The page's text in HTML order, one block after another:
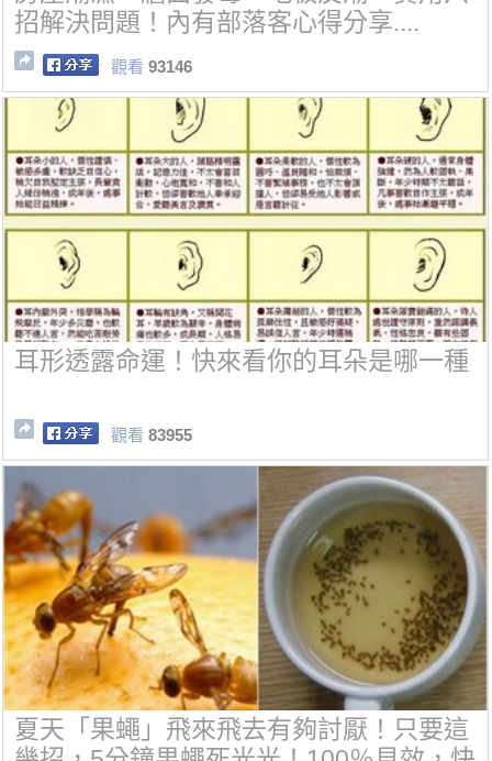
招解決問題！內有部落客心得分享....
觀看 93146
耳形透露命運！快來看你的耳朵是哪一種
觀看 83955
夏天「果蠅」飛來飛去有夠討厭！只要這